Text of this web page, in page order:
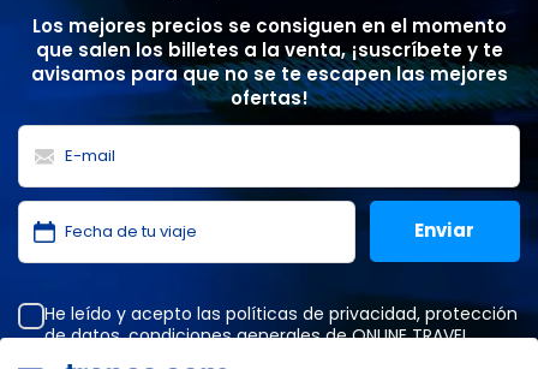
Los mejores precios se consiguen en el momento
que salen los billetes a la venta, ¡suscríbete y te
avisamos para que no se te escapen las mejores
ofertas!
He leído y acepto las políticas de privacidad, protección
de datos,condiciones generalesde ONLINE TRAVEL